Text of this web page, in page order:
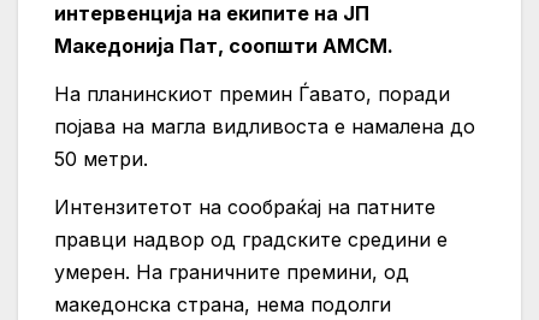
интервенција на екипите на ЈП
Македонија Пат, соопшти АМСМ.
На планинскиот премин Ѓавато, поради
појава на магла видливоста е намалена до
50 метри.
Интензитетот на сообраќај на патните
правци надвор од градските средини е
умерен. На граничните премини, од
македонска страна, нема подолги